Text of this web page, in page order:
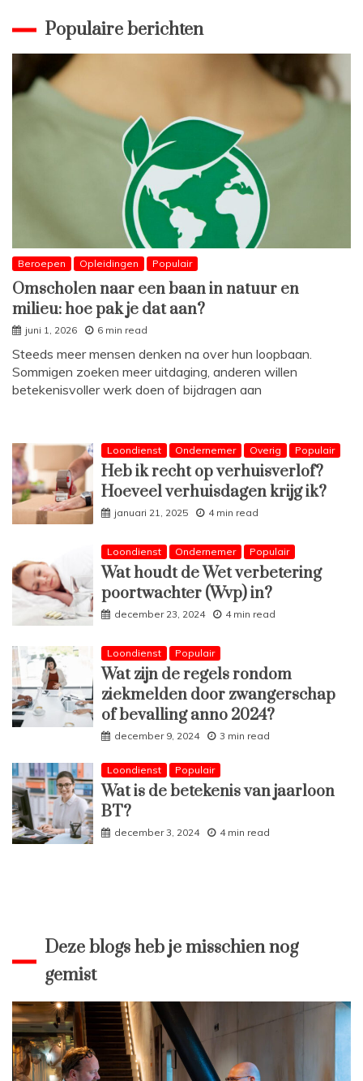
Populaire berichten
Beroepen Opleidingen Populair
Omscholen naar een baan in natuur en
milieu: hoe pak je dat aan?
juni 1, 2026 6 min read
Steeds meer mensen denken na over hun loopbaan.
Sommigen zoeken meer uitdaging, anderen willen
betekenisvoller werk doen of bijdragen aan
Loondienst Ondernemer Overig Populair
Heb ik recht op verhuisverlof?
Hoeveel verhuisdagen krijg ik?
januari 21, 2025 4 min read
Loondienst Ondernemer Populair
Wat houdt de Wet verbetering
poortwachter (Wvp) in?
december 23, 2024 4 min read
Loondienst Populair
Wat zijn de regels rondom
ziekmelden door zwangerschap
of bevalling anno 2024?
december 9, 2024 3 min read
Loondienst Populair
Wat is de betekenis van jaarloon
BT?
december 3, 2024 4 min read
Deze blogs heb je misschien nog
gemist